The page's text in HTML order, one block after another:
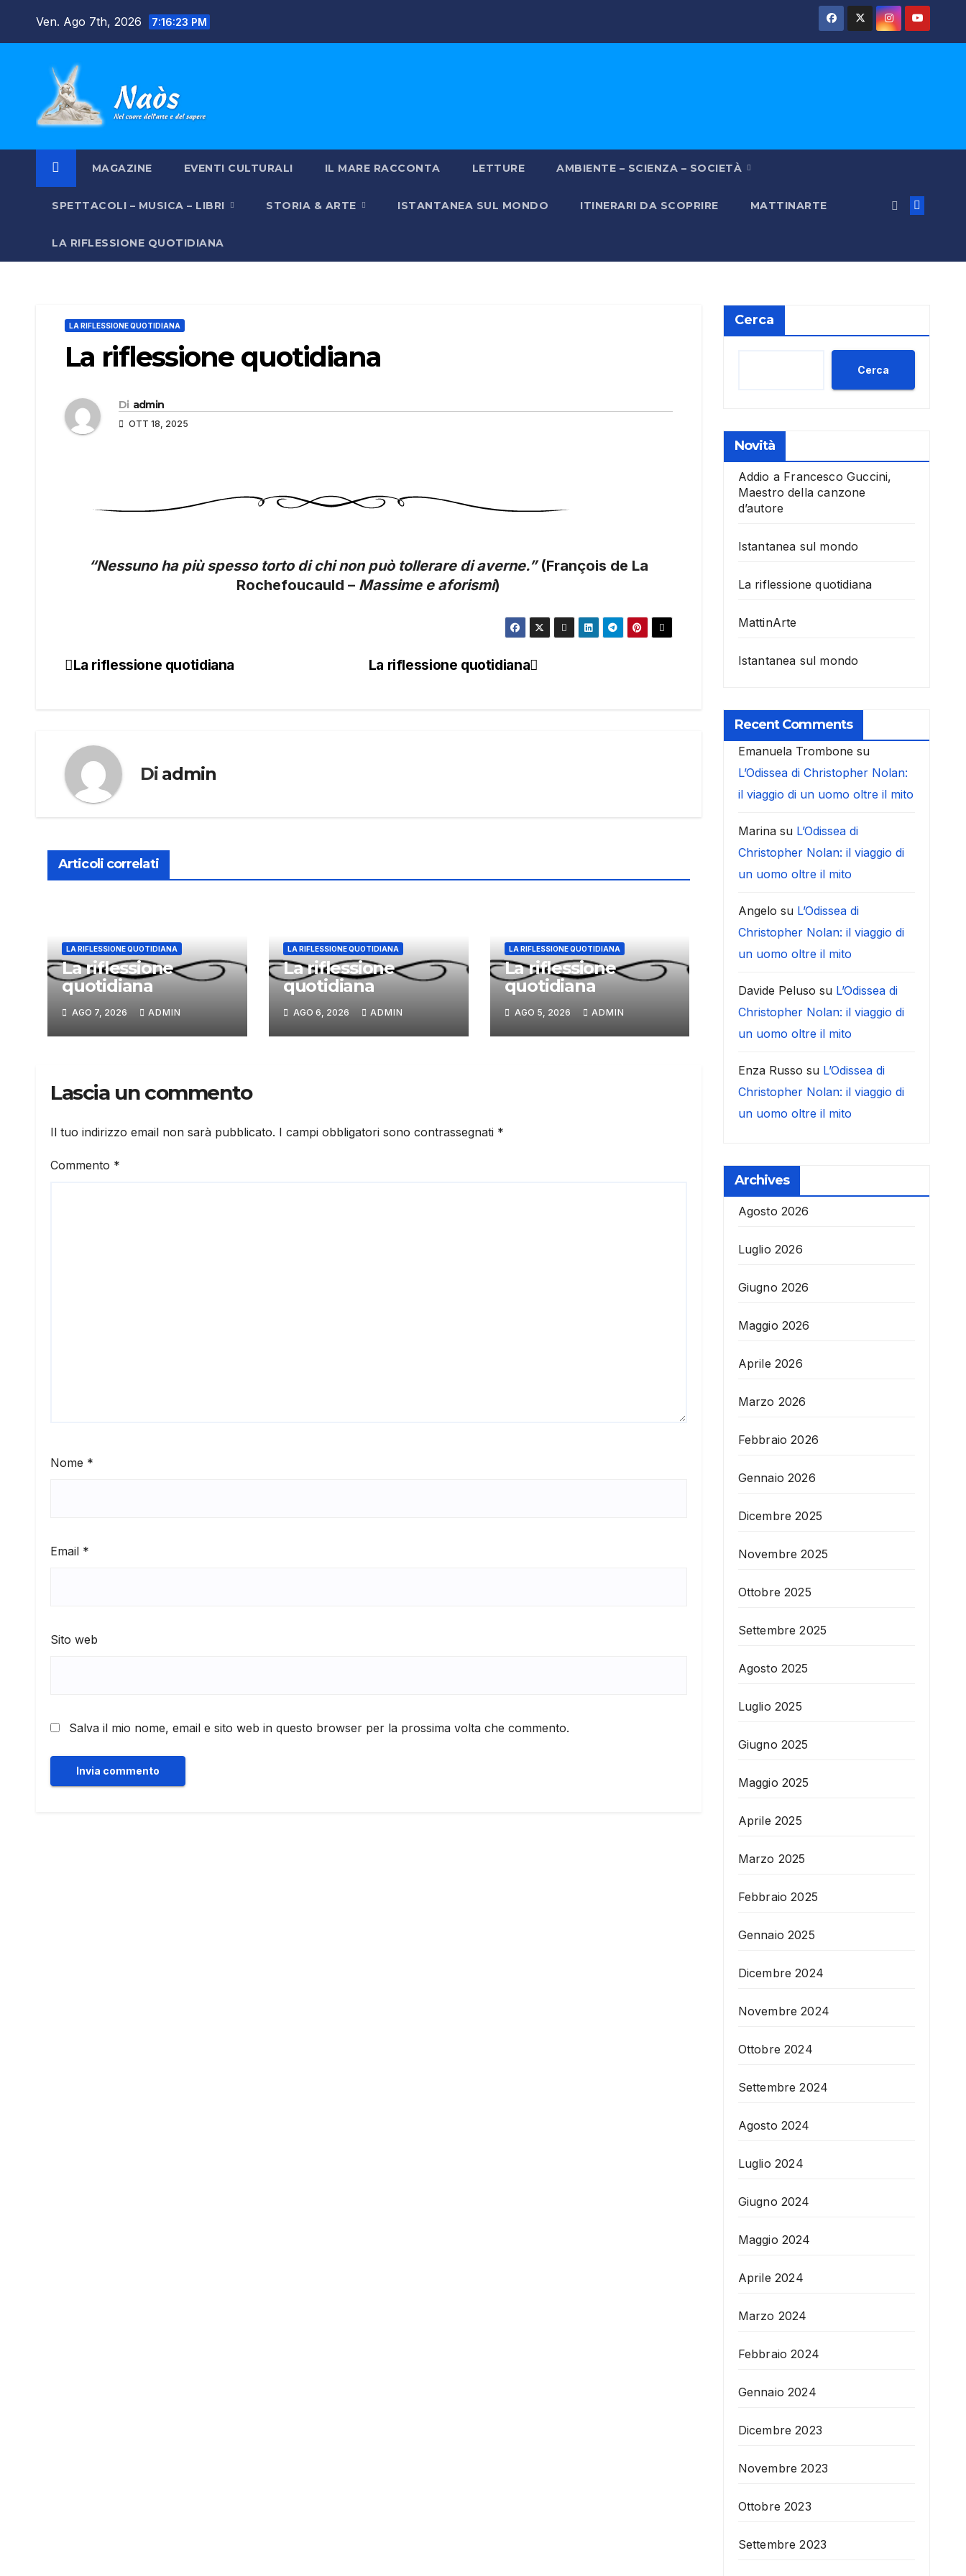
Ven. Ago 7th, 2026 7:16:23 PM
MAGAZINE EVENTI CULTURALI IL MARE RACCONTA LETTURE AMBIENTE – SCIENZA – SOCIETÀ
SPETTACOLI – MUSICA – LIBRI STORIA & ARTE ISTANTANEA SUL MONDO ITINERARI DA SCOPRIRE MATTINARTE
LA RIFLESSIONE QUOTIDIANA
LA RIFLESSIONE QUOTIDIANA
La riflessione quotidiana
Di admin
OTT 18, 2025
“Nessuno ha più spesso torto di chi non può tollerare di averne.”(François de La
Rochefoucauld – Massime e aforismi)
Navigazione
La riflessione quotidiana
La riflessione quotidiana
Di admin
Articoli correlati
LA RIFLESSIONE QUOTIDIANA
La riflessione
quotidiana
AGO 7, 2026 ADMIN
LA RIFLESSIONE QUOTIDIANA
La riflessione
quotidiana
AGO 6, 2026 ADMIN
LA RIFLESSIONE QUOTIDIANA
La riflessione
quotidiana
AGO 5, 2026 ADMIN
Lascia un commento
Il tuo indirizzo email non sarà pubblicato. I campi obbligatori sono contrassegnati *
Commento *
Nome *
Email *
Sito web
Salva il mio nome, email e sito web in questo browser per la prossima volta che commento.
Cerca
Cerca
Novità
Addio a Francesco Guccini,
Maestro della canzone
d’autore
Istantanea sul mondo
La riflessione quotidiana
MattinArte
Istantanea sul mondo
Recent Comments
Emanuela Trombone su
L’Odissea di Christopher Nolan:
il viaggio di un uomo oltre il mito
Marinasu L’Odissea di
Christopher Nolan: il viaggio di
un uomo oltre il mito
Angelo su L’Odissea di
Christopher Nolan: il viaggio di
un uomo oltre il mito
Davide Peluso su L’Odissea di
Christopher Nolan: il viaggio di
un uomo oltre il mito
Enza Russo su L’Odissea di
Christopher Nolan: il viaggio di
un uomo oltre il mito
Archives
Agosto 2026
Luglio 2026
Giugno 2026
Maggio 2026
Aprile 2026
Marzo 2026
Febbraio 2026
Gennaio 2026
Dicembre 2025
Novembre 2025
Ottobre 2025
Settembre 2025
Agosto 2025
Luglio 2025
Giugno 2025
Maggio 2025
Aprile 2025
Marzo 2025
Febbraio 2025
Gennaio 2025
Dicembre 2024
Novembre 2024
Ottobre 2024
Settembre 2024
Agosto 2024
Luglio 2024
Giugno 2024
Maggio 2024
Aprile 2024
Marzo 2024
Febbraio 2024
Gennaio 2024
Dicembre 2023
Novembre 2023
Ottobre 2023
Settembre 2023